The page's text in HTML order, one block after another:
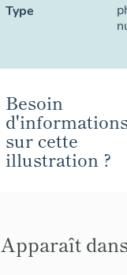
Type
Besoin
sur cette
illustration ?
Apparaît